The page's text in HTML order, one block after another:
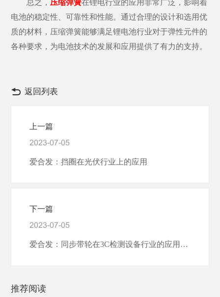
总之， 压缩弹簧在锂电行业的应用非常广泛，影响着
电池的稳定性、可靠性和性能。通过合理的设计和选用优
质的材料，压缩弹簧能够满足锂电池行业对于弹性元件的
各种要求，为电池技术的发展和应用提供了有力的支持。
返回列表
上一篇
2023-07-05
爱合发：挡圈在光伏行业上的应用
下一篇
2023-07-05
爱合发：同步带轮在3C检测设备行业的应用优势
推荐阅读